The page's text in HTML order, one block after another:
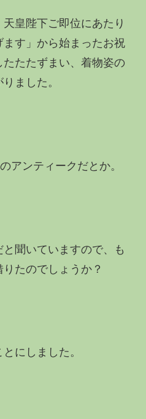
天皇陛下ご即位にあたり
す」から始まったお祝
たたずまい、着物姿の
ました。
アンティークだとか。
聞いていますので、も
たのでしょうか？
にしました。